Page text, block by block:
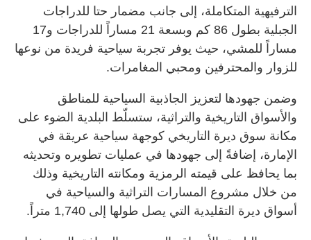
الترفيهية المتكاملة، إلى جانب مضمار حتا للدراجات
الجبلية بطول 86 كم وبسعة 21 مساراً للدراجات و17
مساراً للمشي، حيث يوفر تجربة سياحية فريدة من نوعها
للزوار والمحترفين ومحبي المغامرات.
وضمن جهودها لتعزيز الجاذبية السياحية للمناطق
والأسواق التاريخية والتراثية، ستسلّط البلدية الضوء على
مكانة سوق ديرة التاريخي كوجهة سياحية عريقة في
الإمارة، إضافةً إلى جهودها في عمليات تطويره وتحديثه
بما يحافظ على قيمته الرمزية ومكانته التاريخية وذلك
من خلال مشروع المسارات التراثية والسياحية في
أسواق ديرة التقليدية التي يصل طولها إلى 1,740 متراً
.